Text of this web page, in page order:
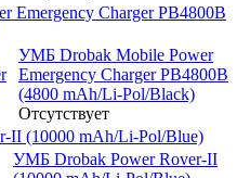
Emergency Charger PB4800B
УМБ Drobak Mobile Power
Emergency Charger PB4800B
(4800 mAh/Li-Pol/Black)
Отсутствует
II (10000 mAh/Li-Pol/Blue)
УМБ Drobak Power Rover-II